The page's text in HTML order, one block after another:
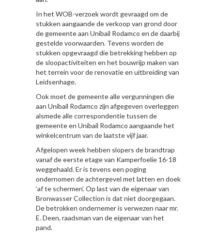
In het WOB-verzoek wordt gevraagd om de
stukken aangaande de verkoop van grond door
de gemeente aan Unibail Rodamco en de daarbij
gestelde voorwaarden. Tevens worden de
stukken opgevraagd die betrekking hebben op
de sloopactiviteiten en het bouwrijp maken van
het terrein voor de renovatie en uitbreiding van
Leidsenhage.
Ook moet de gemeente alle vergunningen die
aan Unibail Rodamco zijn afgegeven overleggen
alsmede alle correspondentie tussen de
gemeente en Unibail Rodamco aangaande het
winkelcentrum van de laatste vijf jaar.
Afgelopen week hebben slopers de brandtrap
vanaf de eerste etage van Kamperfoelie 16-18
weggehaald. Er is tevens een poging
ondernomen de achtergevel met latten en doek
‘af te schermen’. Op last van de eigenaar van
Bronwasser Collection is dat niet doorgegaan.
De betrokken ondernemer is verwezen naar mr.
E. Deen, raadsman van de eigenaar van het
pand.